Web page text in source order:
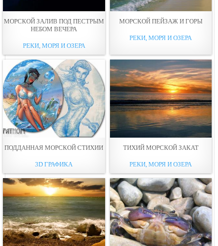
МОРСКОЙ ЗАЛИВ ПОД ПЕСТРЫМ
НЕБОМ ВЕЧЕРА
РЕКИ, МОРЯ И ОЗЕРА
МОРСКОЙ ПЕЙЗАЖ И ГОРЫ
РЕКИ, МОРЯ И ОЗЕРА
ПОДДАННАЯ МОРСКОЙ СТИХИИ
3D ГРАФИКА
ТИХИЙ МОРСКОЙ ЗАКАТ
РЕКИ, МОРЯ И ОЗЕРА